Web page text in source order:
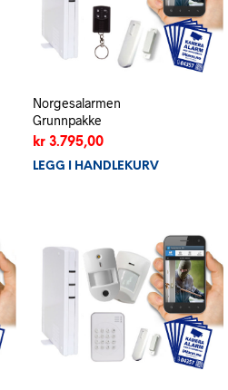
Norgesalarmen
Grunnpakke
kr3.795,00
LEGG I HANDLEKURV